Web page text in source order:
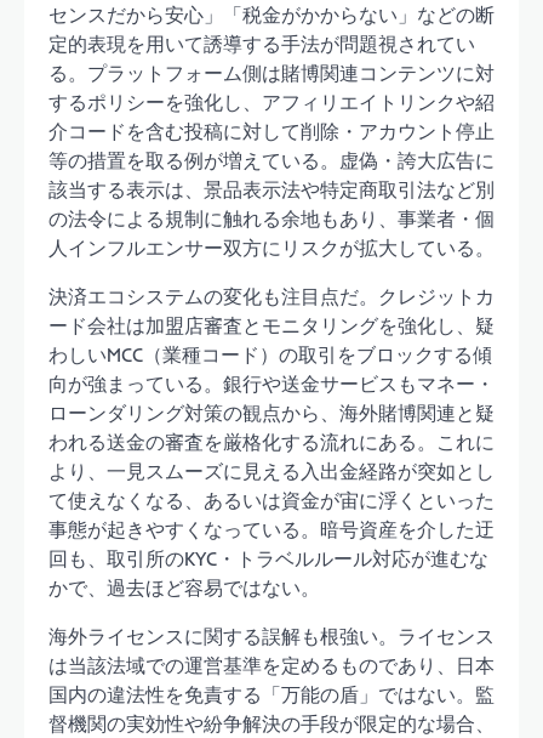
センスだから安心」「税金がかからない」などの断
定的表現を用いて誘導する手法が問題視されてい
る。プラットフォーム側は賭博関連コンテンツに対
するポリシーを強化し、アフィリエイトリンクや紹
介コードを含む投稿に対して削除・アカウント停止
等の措置を取る例が増えている。虚偽・誇大広告に
該当する表示は、景品表示法や特定商取引法など別
の法令による規制に触れる余地もあり、事業者・個
人インフルエンサー双方にリスクが拡大している。
決済エコシステムの変化も注目点だ。クレジットカ
ード会社は加盟店審査とモニタリングを強化し、疑
わしいMCC（業種コード）の取引をブロックする傾
向が強まっている。銀行や送金サービスもマネー・
ローンダリング対策の観点から、海外賭博関連と疑
われる送金の審査を厳格化する流れにある。これに
より、一見スムーズに見える入出金経路が突如とし
て使えなくなる、あるいは資金が宙に浮くといった
事態が起きやすくなっている。暗号資産を介した迂
回も、取引所のKYC・トラベルルール対応が進むな
かで、過去ほど容易ではない。
海外ライセンスに関する誤解も根強い。ライセンス
は当該法域での運営基準を定めるものであり、日本
国内の違法性を免責する「万能の盾」ではない。監
督機関の実効性や紛争解決の手段が限定的な場合、